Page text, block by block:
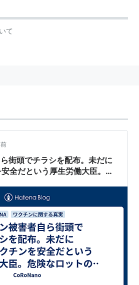
て
街頭でチラシを配布。未だに
全だという厚生労働大臣。危